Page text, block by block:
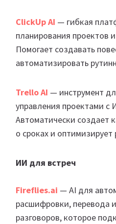
ClickUp AI — гибкая
планирования проектов
Помогает создавать
автоматизировать
Trello AI — инструмент
управления проектами
Автоматически создает
о сроках и
ИИ для встреч
Fireflies.ai — AI для
расшифровки, перевода
разговоров, которое